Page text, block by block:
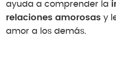
ayuda a comprender la
relaciones amorosas y
amor a los demás.